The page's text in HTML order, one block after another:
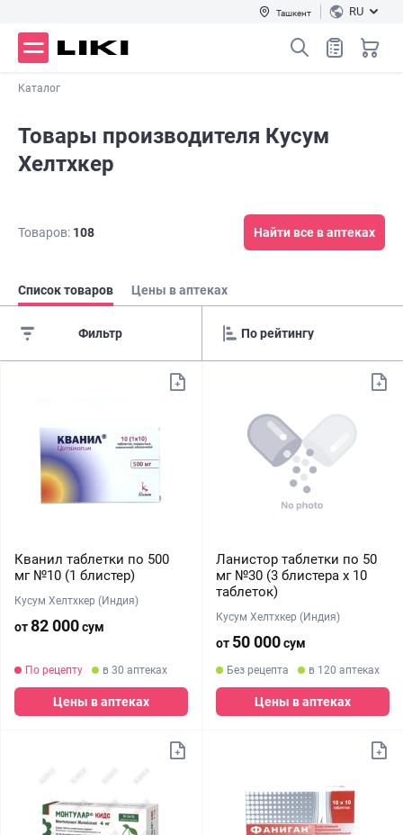
Ташкент RU
Каталог
Товары производителя Кусум
Хелтхкер
Товаров: 108 Найти все в аптеках
Список товаров Цены в аптеках
Фильтр
Кванил таблетки по 500
мг №10 (1 блистер)
Кусум Хелтхкер (Индия)
от82 000сум
По рецепту в 30 аптеках
Цены в аптеках
Ланистор таблетки по 50
мг №30 (3 блистера х 10
таблеток)
Кусум Хелтхкер (Индия)
от 50 000сум
Без рецепта в 120 аптеках
Цены в аптеках